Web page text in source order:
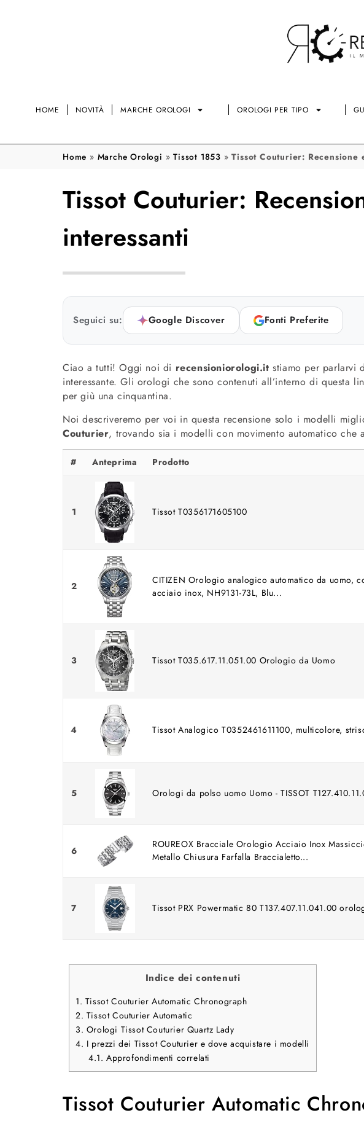
HOME NOVITÀ MARCHE OROLOGI OROLOGI PER TIPO
Home » Marche Orologi »Tissot 1853 »Tissot Couturier:
Tissot Couturier:
interessanti
Seguici su: Google Discover Fonti Preferite
Ciao a tutti! Oggi noi di recensioniorologi.it stiamo per parlarvi
interessante. Gli orologi che sono contenuti all’interno di questa
per giù una cinquantina.
Noi descriveremo per voi in questa recensione solo i modelli
Couturier, trovando sia i modelli con movimento automatico che
# Anteprima Prodotto
1 Tissot T0356171605100
2
CITIZEN Orologio analogico automatico da uomo,
acciaio inox, NH9131-73L, Blu...
3 Tissot T035.617.11.051.00 Orologio da Uomo
4 Tissot Analogico T0352461611100, multicolore,
5 Orologi da polso uomo Uomo - TISSOT
6
ROUREOX Bracciale Orologio Acciaio Inox
Metallo Chiusura Farfalla Braccialetto...
7 Tissot PRX Powermatic 80 T137.407.11.041.00
Indice dei contenuti
1. Tissot Couturier Automatic Chronograph
2. Tissot Couturier Automatic
3. Orologi Tissot Couturier Quartz Lady
4. I prezzi dei Tissot Couturier e dove acquistare i modelli
4.1. Approfondimenti correlati
Tissot Couturier Automatic